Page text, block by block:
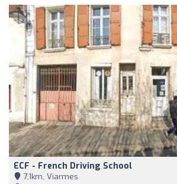
ECF - French Driving School
7,1km, Viarmes